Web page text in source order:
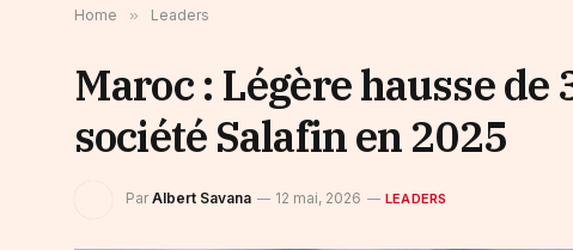
Home » Leaders
Maroc : Légère hausse de
société Salafin en 2025
Par Albert Savana 12 mai, 2026 LEADERS